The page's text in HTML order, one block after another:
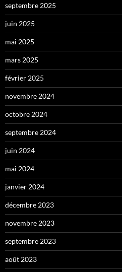
septembre 2025
juin 2025
mai 2025
mars 2025
février 2025
novembre 2024
octobre 2024
septembre 2024
juin 2024
mai 2024
janvier 2024
décembre 2023
novembre 2023
septembre 2023
août 2023